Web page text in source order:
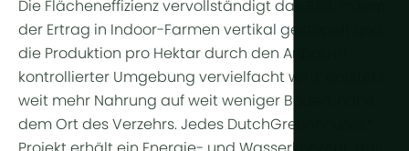
Die Flächeneffizienz vervollständigt das Bild: Indem
der Ertrag in Indoor-Farmen vertikal gestapelt und
die Produktion pro Hektar durch den Anbau in
kontrollierter Umgebung vervielfacht wird, entsteht
weit mehr Nahrung auf weit weniger Boden, nahe
dem Ort des Verzehrs. Jedes DutchGreenhouses®-